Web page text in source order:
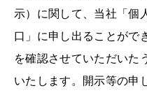
示）に関して、当社「個
口」に申し出ることがで
を確認させていただいた
いたします。開示等の申